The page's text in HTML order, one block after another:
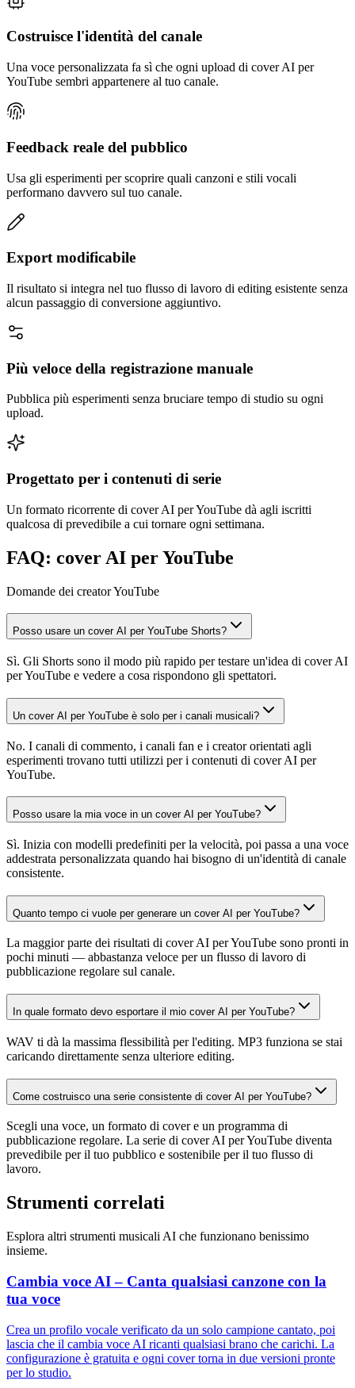
Costruisce l'identità del canale
Una voce personalizzata fa sì che ogni upload di cover AI per
YouTube sembri appartenere al tuo canale.
Feedback reale del pubblico
Usa gli esperimenti per scoprire quali canzoni e stili vocali
performano davvero sul tuo canale.
Export modificabile
Il risultato si integra nel tuo flusso di lavoro di editing esistente senza
alcun passaggio di conversione aggiuntivo.
Più veloce della registrazione manuale
Pubblica più esperimenti senza bruciare tempo di studio su ogni
upload.
Progettato per i contenuti di serie
Un formato ricorrente di cover AI per YouTube dà agli iscritti
qualcosa di prevedibile a cui tornare ogni settimana.
FAQ: cover AI per YouTube
Domande dei creator YouTube
Posso usare un cover AI per YouTube Shorts?
Sì. Gli Shorts sono il modo più rapido per testare un'idea di cover AI
per YouTube e vedere a cosa rispondono gli spettatori.
Un cover AI per YouTube è solo per i canali musicali?
No. I canali di commento, i canali fan e i creator orientati agli
esperimenti trovano tutti utilizzi per i contenuti di cover AI per
YouTube.
Posso usare la mia voce in un cover AI per YouTube?
Sì. Inizia con modelli predefiniti per la velocità, poi passa a una voce
addestrata personalizzata quando hai bisogno di un'identità di canale
consistente.
Quanto tempo ci vuole per generare un cover AI per YouTube?
La maggior parte dei risultati di cover AI per YouTube sono pronti in
pochi minuti — abbastanza veloce per un flusso di lavoro di
pubblicazione regolare sul canale.
In quale formato devo esportare il mio cover AI per YouTube?
WAV ti dà la massima flessibilità per l'editing. MP3 funziona se stai
caricando direttamente senza ulteriore editing.
Come costruisco una serie consistente di cover AI per YouTube?
Scegli una voce, un formato di cover e un programma di
pubblicazione regolare. La serie di cover AI per YouTube diventa
prevedibile per il tuo pubblico e sostenibile per il tuo flusso di
lavoro.
Strumenti correlati
Esplora altri strumenti musicali AI che funzionano benissimo
insieme.
Cambia voce AI – Canta qualsiasi canzone con la
tua voce
Crea un profilo vocale verificato da un solo campione cantato, poi
lascia che il cambia voce AI ricanti qualsiasi brano che carichi. La
configurazione è gratuita e ogni cover torna in due versioni pronte
per lo studio.